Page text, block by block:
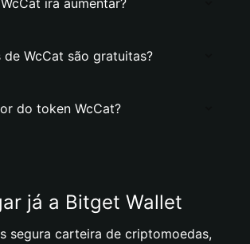
irá aumentar?
WcCat são gratuitas?
do token WcCat?
já a Bitget Wallet
segura carteira de criptomoedas,